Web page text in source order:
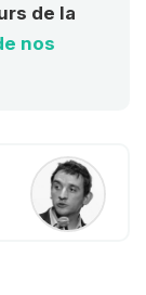
de la
nos